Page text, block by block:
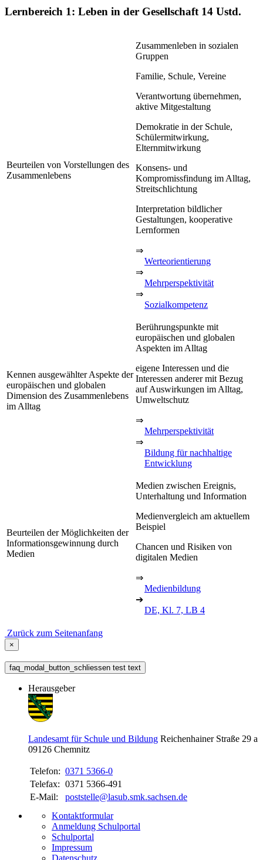
Lernbereich 1: Leben in der Gesellschaft 14 Ustd.
Beurteilen von Vorstellungen des
Zusammenlebens
Zusammenleben in sozialen
Gruppen
Familie, Schule, Vereine
Verantwortung übernehmen,
aktive Mitgestaltung
Demokratie in der Schule,
Schülermitwirkung,
Elternmitwirkung
Konsens- und
Kompromissfindung im Alltag,
Streitschlichtung
Interpretation bildlicher
Gestaltungen, kooperative
Lernformen
⇒
Werteorientierung
⇒
Mehrperspektivität
⇒
Sozialkompetenz
Kennen ausgewählter Aspekte der
europäischen und globalen
Dimension des Zusammenlebens
im Alltag
Berührungspunkte mit
europäischen und globalen
Aspekten im Alltag
eigene Interessen und die
Interessen anderer mit Bezug
auf Auswirkungen im Alltag,
Umweltschutz
⇒
Mehrperspektivität
⇒
Bildung für nachhaltige
Entwicklung
Beurteilen der Möglichkeiten der
Informationsgewinnung durch
Medien
Medien zwischen Ereignis,
Unterhaltung und Information
Medienvergleich am aktuellem
Beispiel
Chancen und Risiken von
digitalen Medien
⇒
Medienbildung
➔
DE, Kl. 7, LB 4
Zurück zum Seitenanfang
×
faq_modal_button_schliessen test text
Herausgeber
Landesamt für Schule und Bildung Reichenhainer Straße 29 a
09126 Chemnitz
Telefon: 0371 5366-0
Telefax: 0371 5366-491
E-Mail:
poststelle@lasub.smk.sachsen.de
Kontaktformular
Anmeldung Schulportal
Schulportal
Impressum
Datenschutz